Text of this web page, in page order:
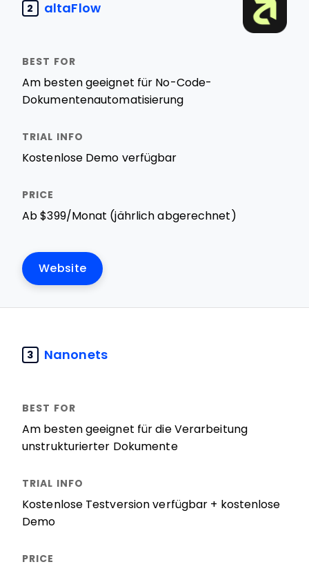
2 altaFlow
Am besten geeignet für No-Code-
Dokumentenautomatisierung
Kostenlose Demo verfügbar
Ab $399/Monat (jährlich abgerechnet)
Website
3 Nanonets
Am besten geeignet für die Verarbeitung
unstrukturierter Dokumente
Kostenlose Testversion verfügbar + kostenlose
Demo